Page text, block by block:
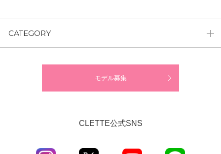
CATEGORY
モデル募集
CLETTE公式SNS